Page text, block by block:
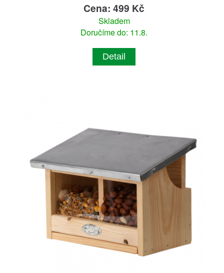
Cena: 499 Kč
Skladem
Doručíme do: 11.8.
Detail